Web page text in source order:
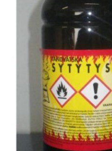
Joulu- ja kausivalot
Eläimet ja
tontut
Kyntteliköt
Valoketjut ja
kuusenvalot
Joulukoristeet
Kranssit ja
asetelmat
Tontut ja
muut
Joulutekstiilit
Paketointi
Marjastus